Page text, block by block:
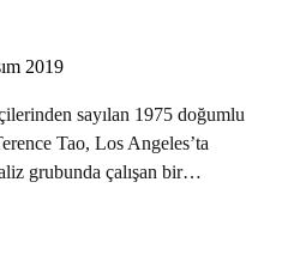
2019
sayılan 1975 doğumlu
Tao, Los Angeles’ta
grubunda çalışan bir…